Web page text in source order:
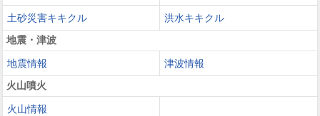
土砂災害キキクル
洪水キキクル
地震・津波
地震情報
津波情報
火山噴火
火山情報